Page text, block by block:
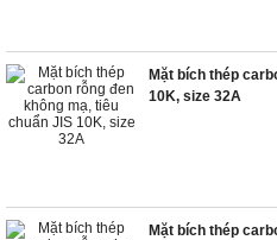
Mặt bích thép
10K, size 32A
Mặt bích thép